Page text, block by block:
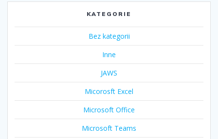
KATEGORIE
Bez kategorii
Inne
JAWS
Micorosft Excel
Microsoft Office
Microsoft Teams